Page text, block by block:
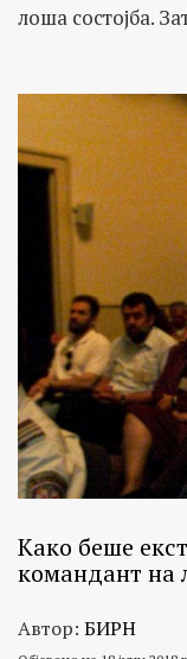
лоша состојба.
Како беше
командант на
Автор: БИРН